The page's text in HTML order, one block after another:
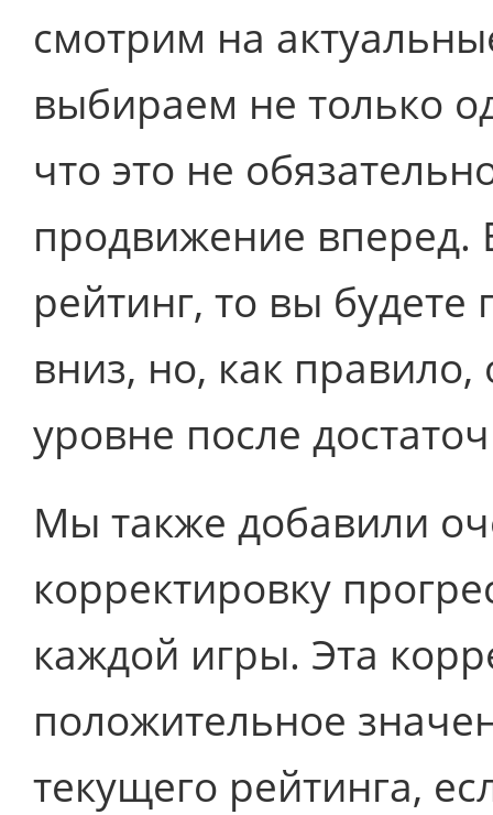
смотрим на
выбираем не только
что это не
продвижение вперед.
рейтинг, то вы
вниз, но, как
уровне после
Мы также добавили
корректировку
каждой игры. Эта
положительное
текущего рейтинга,